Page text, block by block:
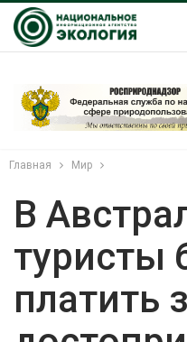
Главная Мир
В
туристы
платить